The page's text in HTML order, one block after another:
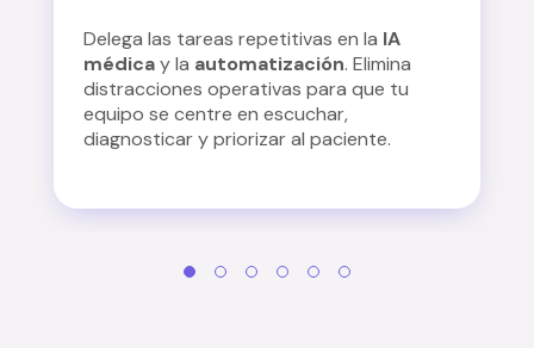
Delega las tareas repetitivas en la IA
médicay la automatización. Elimina
distracciones operativas para que tu
equipo se centre en escuchar,
diagnosticar y priorizar al paciente.